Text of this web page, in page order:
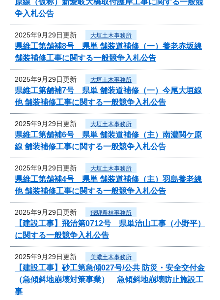
争入札公告
2025年9月29日更新 大垣土木事務所
県維工第舗補8号 県単 舗装道補修（一）養老赤坂線
舗装補修工事に関する一般競争入札公告
2025年9月29日更新 大垣土木事務所
県維工第舗補7号 県単 舗装道補修（一）今尾大垣線
他 舗装補修工事に関する一般競争入札公告
2025年9月29日更新 大垣土木事務所
県維工第舗補6号 県単 舗装道補修（主）南濃関ケ原
線 舗装補修工事に関する一般競争入札公告
2025年9月29日更新 大垣土木事務所
県維工第舗補4号 県単 舗装道補修（主）羽島養老線
他 舗装補修工事に関する一般競争入札公告
2025年9月29日更新 飛騨農林事務所
【建設工事】飛治第0712号 県単治山工事（小野平）
に関する一般競争入札公告
2025年9月29日更新 美濃土木事務所
【建設工事】砂工第急傾027号/公共 防災・安全交付金
（急傾斜地崩壊対策事業） 急傾斜地崩壊防止施設工
事